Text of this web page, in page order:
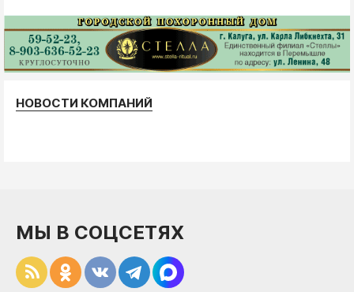
НОВОСТИ КОМПАНИЙ
МЫ В СОЦСЕТЯХ